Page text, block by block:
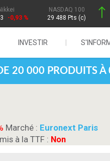
-0,93 %
NASDAQ 100
29 488 Pts (c)
INVESTIR
20 000 PRODUITS
Marché : Euronext Paris
à la TTF : Non